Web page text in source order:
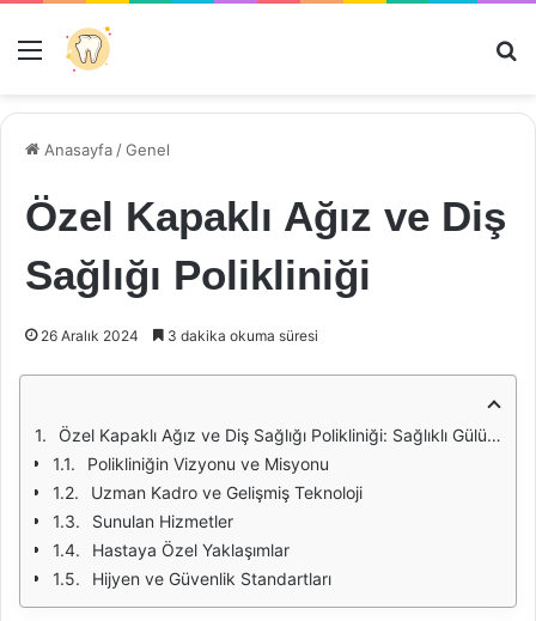
Menü
Anasayfa /Genel
Özel Kapaklı Ağız ve Diş
Sağlığı Polikliniği
26 Aralık 2024 3 dakika okuma süresi
Özel Kapaklı Ağız ve Diş Sağlığı Polikliniği: Sağlıklı Gülüşler İçin Modern Çözümler
Polikliniğin Vizyonu ve Misyonu
Uzman Kadro ve Gelişmiş Teknoloji
Sunulan Hizmetler
Hastaya Özel Yaklaşımlar
Hijyen ve Güvenlik Standartları